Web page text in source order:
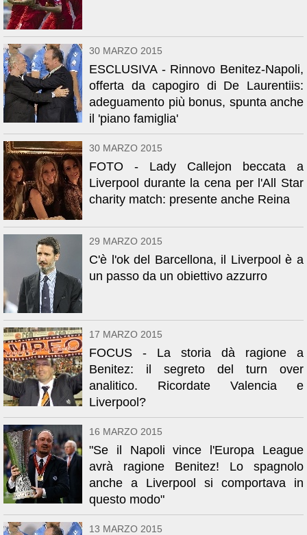
30 MARZO 2015
ESCLUSIVA - Rinnovo Benitez-Napoli,
offerta da capogiro di De Laurentiis:
adeguamento più bonus, spunta anche
il 'piano famiglia'
30 MARZO 2015
FOTO - Lady Callejon beccata a
Liverpool durante la cena per l'All Star
charity match: presente anche Reina
29 MARZO 2015
C'è l'ok del Barcellona, il Liverpool è a
un passo da un obiettivo azzurro
17 MARZO 2015
FOCUS - La storia dà ragione a
Benitez: il segreto del turn over
analitico. Ricordate Valencia e
Liverpool?
16 MARZO 2015
"Se il Napoli vince l'Europa League
avrà ragione Benitez! Lo spagnolo
anche a Liverpool si comportava in
questo modo"
13 MARZO 2015